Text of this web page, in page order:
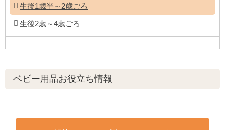
生後1歳半～2歳ごろ
生後2歳～4歳ごろ
ベビー用品お役立ち情報